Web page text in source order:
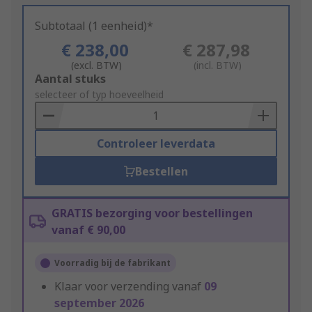
Subtotaal (1 eenheid)*
€ 238,00
(excl. BTW)
€ 287,98
(incl. BTW)
Add
to
Basket
Aantal stuks
selecteer of typ hoeveelheid
Controleer leverdata
Bestellen
GRATIS bezorging voor bestellingen
vanaf € 90,00
Voorradig bij de fabrikant
Klaar voor verzending vanaf 09
september 2026